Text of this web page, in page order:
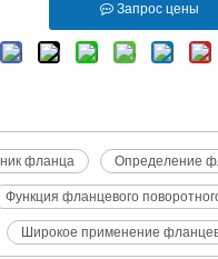
Запрос цены
фланца Определение
Функция фланцевого
Широкое применение